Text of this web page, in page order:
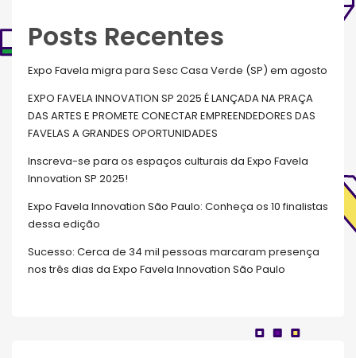
Posts Recentes
Expo Favela migra para Sesc Casa Verde (SP) em agosto
EXPO FAVELA INNOVATION SP 2025 É LANÇADA NA PRAÇA
DAS ARTES E PROMETE CONECTAR EMPREENDEDORES DAS
FAVELAS A GRANDES OPORTUNIDADES
Inscreva-se para os espaços culturais da Expo Favela
Innovation SP 2025!
Expo Favela Innovation São Paulo: Conheça os 10 finalistas
dessa edição
Sucesso: Cerca de 34 mil pessoas marcaram presença
nos três dias da Expo Favela Innovation São Paulo